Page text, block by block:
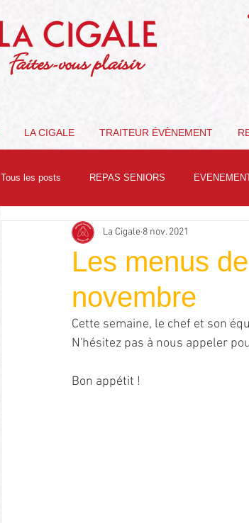
Faites-vous plaisir
LA CIGALE TRAITEUR ÉVÈNEMENT
Tous les posts REPAS SENIORS
PARTENAIRES NUTRITION
Les menus
novembre
La Cigale 8 nov. 2021
Cette semaine, le chef et son
N'hésitez pas à nous appeler
Bon appétit !